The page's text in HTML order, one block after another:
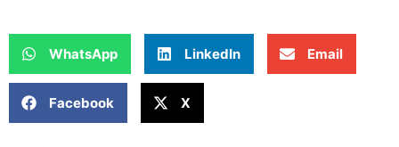
WhatsApp LinkedIn Email
Facebook X